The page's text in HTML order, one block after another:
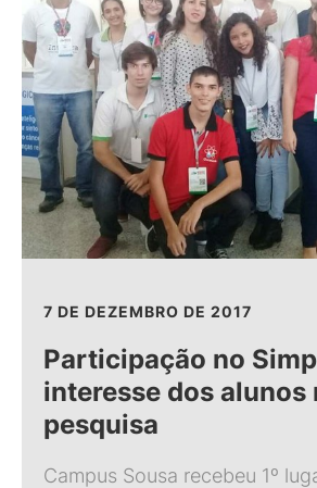
7 DE DEZEMBRO DE 2017
Participação no
interesse dos alunos
pesquisa
Campus Sousa recebeu 1º